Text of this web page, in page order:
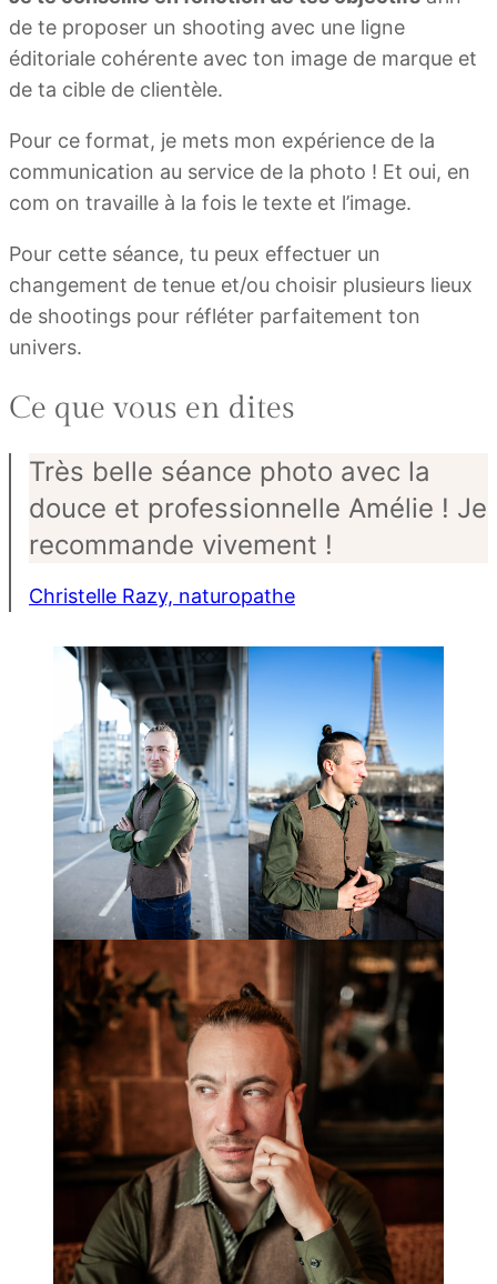
de te proposer un shooting avec une ligne
éditoriale cohérente avec ton image de marque et
de ta cible de clientèle.
Pour ce format, je mets mon expérience de la
communication au service de la photo ! Et oui, en
com on travaille à la fois le texte et l’image.
Pour cette séance, tu peux effectuer un
changement de tenue et/ou choisir plusieurs lieux
de shootings pour réfléter parfaitement ton
univers.
Ce que vous en dites
Très belle séance photo avec la
douce et professionnelle Amélie ! Je
recommande vivement !
Christelle Razy, naturopathe